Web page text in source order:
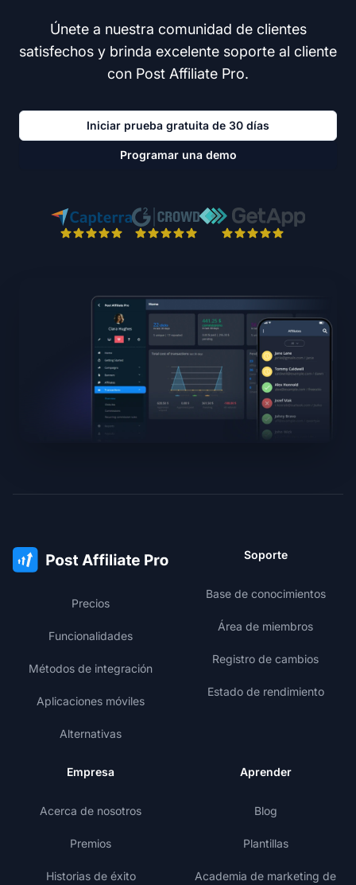
Únete a nuestra comunidad de clientes
satisfechos y brinda excelente soporte al cliente
con Post Affiliate Pro.
Iniciar prueba gratuita de 30 días
Programar una demo
Precios
Funcionalidades
Métodos de integración
Aplicaciones móviles
Alternativas
Soporte
Base de conocimientos
Área de miembros
Registro de cambios
Estado de rendimiento
Empresa
Acerca de nosotros
Premios
Historias de éxito
Aprender
Blog
Plantillas
Academia de marketing de